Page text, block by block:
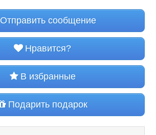
Отправить сообщение
Нравится?
В избранные
Подарить подарок